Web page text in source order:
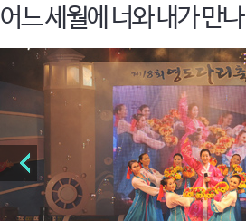
어느 세월에 너와 내가 만나